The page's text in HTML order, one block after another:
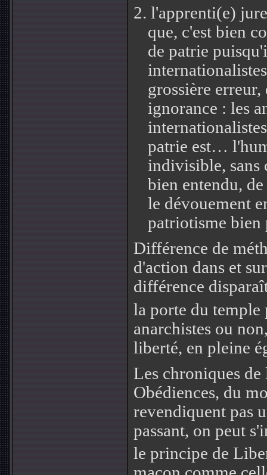
2. l'apprenti(e)
que, c'est bien
de patrie
grossière
ignorance : les
patrie est…
indivisible, sans
bien entendu, de
le dévouement
patriotisme
Différence de
d'action dans et
différence
la porte du temple
anarchistes ou
liberté, en pleine
Les chroniques
Obédiences, du
revendiquent pas
passant, on peut
le principe de